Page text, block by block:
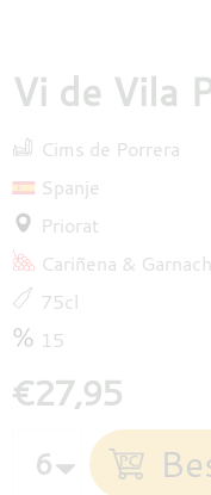
Vi de Vila
Cims de Porrera
Spanje
Priorat
Cariñena
75cl
15
€27,95